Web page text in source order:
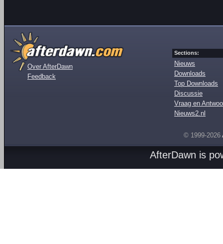
Over AfterDawn
Feedback
Sections:
Nieuws
Downloads
Top Downloads
Discussie
Vraag en
Nieuws2.nl
© 1999-2026
AfterDawn is